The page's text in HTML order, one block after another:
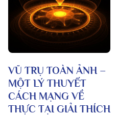
VŨ TRỤ TOÀN ẢNH –
MỘT LÝ THUYẾT
CÁCH MẠNG VỀ
THỰC TẠI GIẢI THÍCH